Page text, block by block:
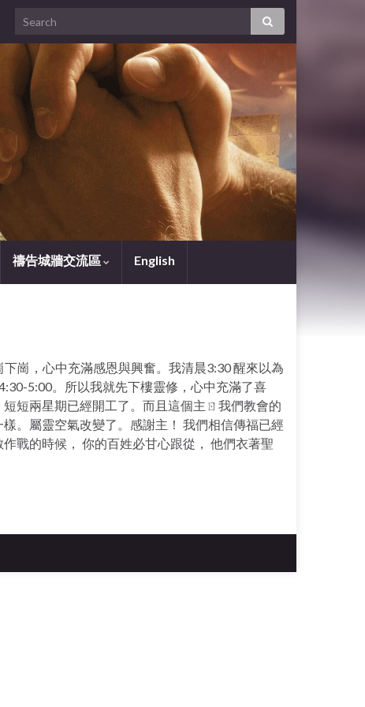
禱告城牆交流區 English
崗，心中充滿感恩與興奮。我清晨3:30 醒來以為
5:00。所以我就先下樓靈修，心中充滿了喜
短兩星期已經開工了。而且這個主ㄖ我們教會的
。屬靈空氣改變了。感謝主！ 我們相信傳福已經
戰的時候， 你的百姓必甘心跟從， 他們衣著聖